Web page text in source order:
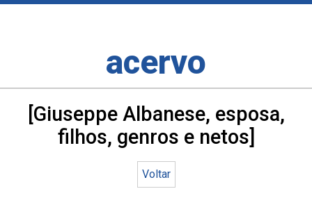
acervo
[Giuseppe Albanese, esposa,
filhos, genros e netos]
Voltar